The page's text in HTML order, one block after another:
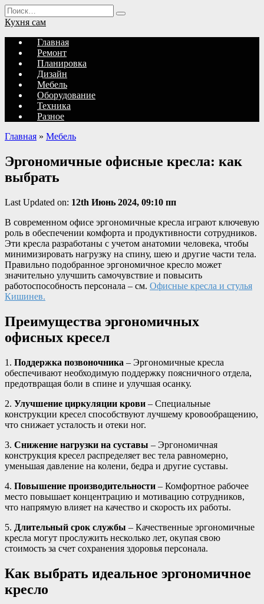
Перейти
к
содержанию
Search
for:
Кухня сам
Главная
Ремонт
Планировка
Дизайн
Мебель
Оборудование
Техника
Разное
Главная » Мебель
Эргономичные офисные кресла: как
выбрать
Last Updated on: 12th Июнь 2024, 09:10 пп
В современном офисе эргономичные кресла играют ключевую
роль в обеспечении комфорта и продуктивности сотрудников.
Эти кресла разработаны с учетом анатомии человека, чтобы
минимизировать нагрузку на спину, шею и другие части тела.
Правильно подобранное эргономичное кресло может
значительно улучшить самочувствие и повысить
работоспособность персонала – см. Офисные кресла и стулья
Кишинев.
Преимущества эргономичных
офисных кресел
1. Поддержка позвоночника – Эргономичные кресла
обеспечивают необходимую поддержку поясничного отдела,
предотвращая боли в спине и улучшая осанку.
2. Улучшение циркуляции крови – Специальные
конструкции кресел способствуют лучшему кровообращению,
что снижает усталость и отеки ног.
3. Снижение нагрузки на суставы – Эргономичная
конструкция кресел распределяет вес тела равномерно,
уменьшая давление на колени, бедра и другие суставы.
4. Повышение производительности – Комфортное рабочее
место повышает концентрацию и мотивацию сотрудников,
что напрямую влияет на качество и скорость их работы.
5. Длительный срок службы – Качественные эргономичные
кресла могут прослужить несколько лет, окупая свою
стоимость за счет сохранения здоровья персонала.
Как выбрать идеальное эргономичное
кресло